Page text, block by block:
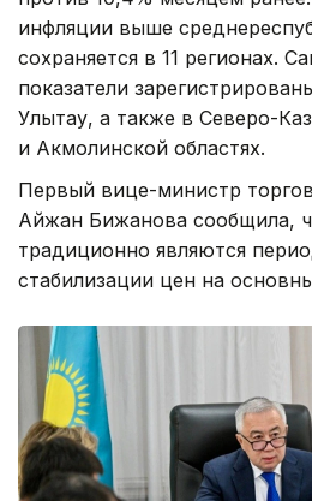
инфляции выше
сохраняется в 11 регионах.
показатели
Улытау, а также в Северо-
и Акмолинской областях.
Первый вице-министр
Айжан Бижанова сообщила,
традиционно являются
стабилизации цен на